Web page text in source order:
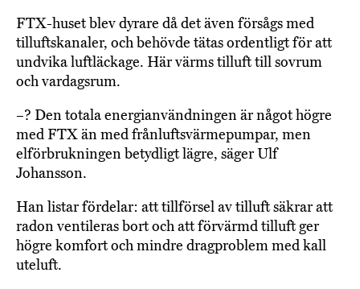
FTX-huset blev dyrare då det även försågs med
tilluftskanaler, och behövde tätas ordentligt för att
undvika luftläckage. Här värms tilluft till sovrum
och vardagsrum.
–? Den totala energianvändningen är något högre
med FTX än med frånluftsvärmepumpar, men
elförbrukningen betydligt lägre, säger Ulf
Johansson.
Han listar fördelar: att tillförsel av tilluft säkrar att
radon ventileras bort och att förvärmd tilluft ger
högre komfort och mindre dragproblem med kall
uteluft.